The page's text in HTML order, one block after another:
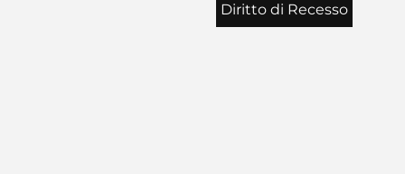
Diritto di Recesso